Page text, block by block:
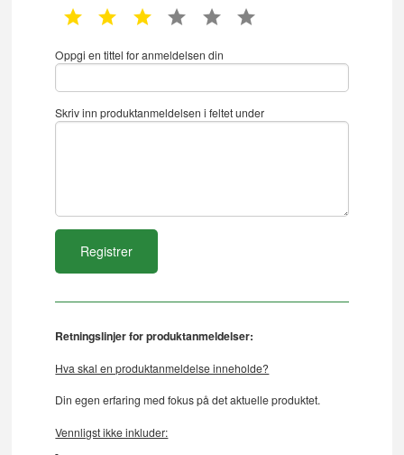
1 star 2 star 3 star 4 star 5 star
Oppgi en tittel for anmeldelsen din
Skriv inn produktanmeldelsen i feltet under
Retningslinjer for produktanmeldelser:
Hva skal en produktanmeldelse inneholde?
Din egen erfaring med fokus på det aktuelle produktet.
Vennligst ikke inkluder: